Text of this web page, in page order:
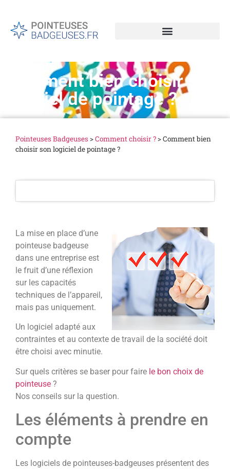
Comment bien choisir son
logiciel de pointage ?
Pointeuses Badgeuses >Comment choisir ?>Comment bien
choisir son logiciel de pointage ?
La mise en place d’une
pointeuse badgeuse
dans une entreprise est
le fruit d’une réflexion
sur les capacités
techniques de l’appareil,
mais pas uniquement.
Un logiciel adapté aux
contraintes et au contexte de travail de la société doit
être choisi avec minutie.
Sur quels critères se baser pour faire le bon choix de
pointeuse ?
Nos conseils sur la question.
Les éléments à prendre en
compte
Les logiciels de pointeuses-badgeuses présentent des